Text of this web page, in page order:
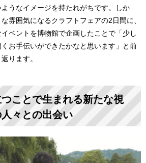
うなイメージを持たれがちです。しか
雰囲気になるクラフトフェアの2日間に、
ベントを博物館で企画したことで「少し
お手伝いができたかなと思います」と前
ります。
ことで生まれる新たな視
々との出会い